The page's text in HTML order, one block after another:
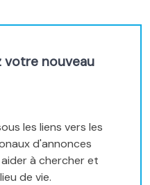
votre nouveau
les liens vers les
d'annonces
à chercher et
de vie.